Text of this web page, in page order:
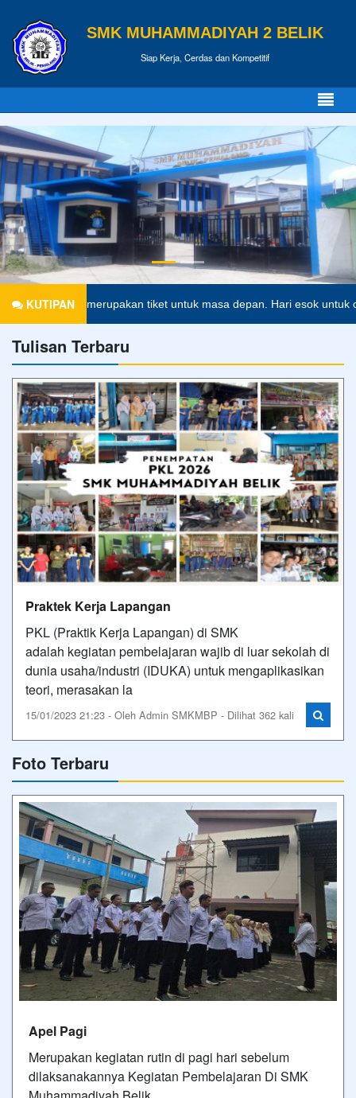
SMK MUHAMMADIYAH 2 BELIK
Siap Kerja, Cerdas dan Kompetitif
KUTIPAN
merupakan tiket untuk masa depan. Hari esok untuk orang-
Tulisan Terbaru
Praktek Kerja Lapangan
PKL (Praktik Kerja Lapangan) di SMK
adalah kegiatan pembelajaran wajib di luar sekolah di
dunia usaha/industri (IDUKA) untuk mengaplikasikan
teori, merasakan la
15/01/2023 21:23 - Oleh Admin SMKMBP - Dilihat 362 kali
Foto Terbaru
Apel Pagi
Merupakan kegiatan rutin di pagi hari sebelum
dilaksanakannya Kegiatan Pembelajaran Di SMK